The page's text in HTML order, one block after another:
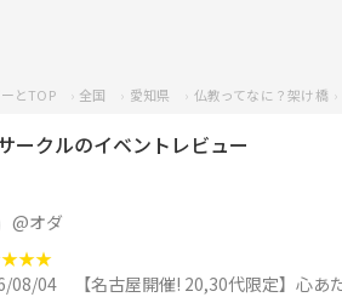
とTOP 全国 愛知県 仏教ってなに？架け橋
ークルのイベントレビュー
@オダ
★★★
08/04
【名古屋開催! 20,30代限定】心